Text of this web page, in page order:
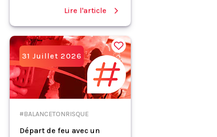
Lire l'article
31 Juillet 2026
#BALANCETONRISQUE
Départ de feu avec un